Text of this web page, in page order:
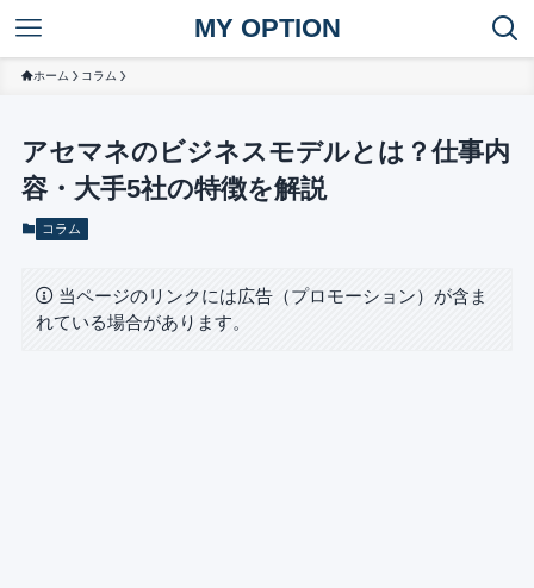
MY OPTION
ホーム コラム
アセマネのビジネスモデルとは？仕事内
容・大手5社の特徴を解説
コラム
当ページのリンクには広告（プロモーション）が含ま
れている場合があります。